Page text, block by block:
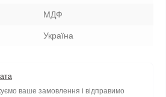
МДФ
Україна
ваше замовлення і відправимо